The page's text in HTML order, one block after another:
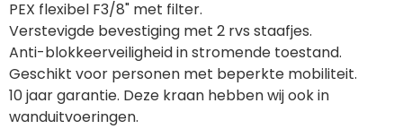
PEX flexibel F3/8" met filter.
Verstevigde bevestiging met 2 rvs staafjes.
Anti-blokkeerveiligheid in stromende toestand.
Geschikt voor personen met beperkte mobiliteit.
10 jaar garantie. Deze kraan hebben wij ook in
wanduitvoeringen.